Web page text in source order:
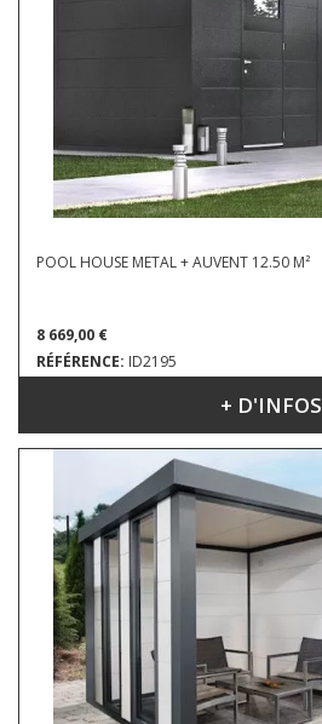
POOL HOUSE METAL + AUVENT 12.50 M²
8 669,00 €
RÉFÉRENCE: ID2195
DIMENSIONS : 5.22 X 2.38 M+ D'INFOS